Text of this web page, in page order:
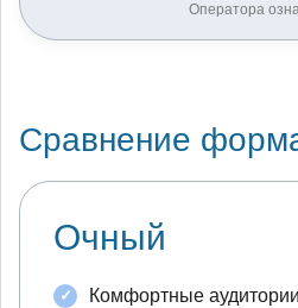
Оператора
Сравнение
Очный
Комфортные аудитории